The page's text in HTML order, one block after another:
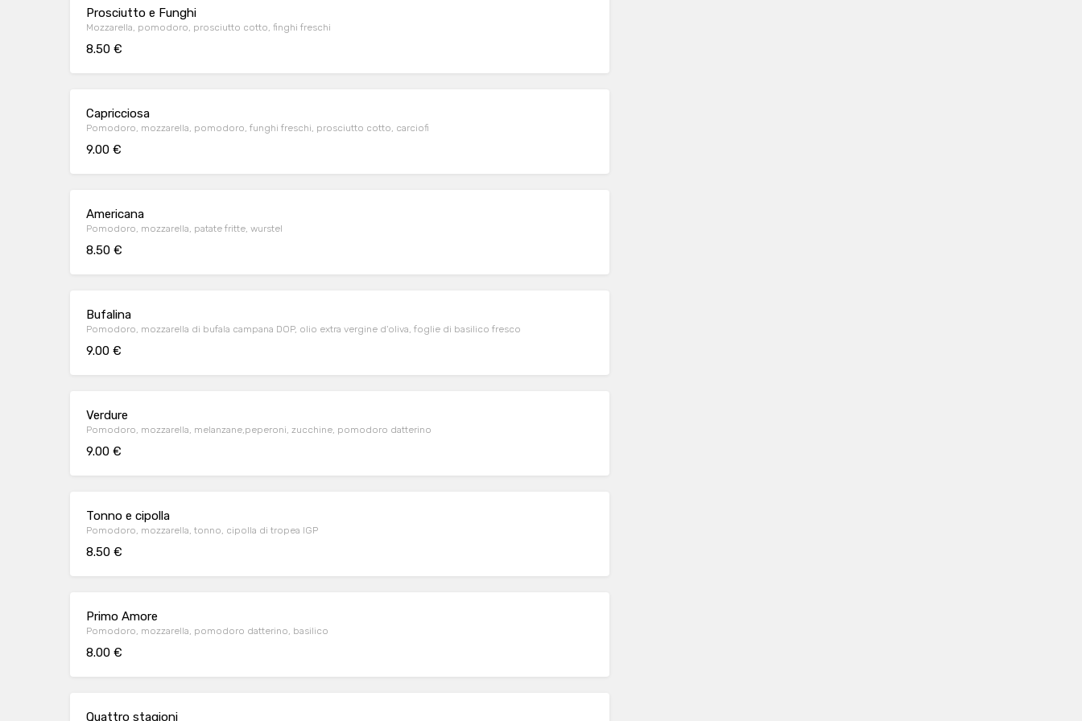
Prosciutto e Funghi
Mozzarella, pomodoro, prosciutto cotto, finghi freschi
8.50 €
Capricciosa
Pomodoro, mozzarella, pomodoro, funghi freschi, prosciutto cotto, carciofi
9.00 €
Americana
Pomodoro, mozzarella, patate fritte, wurstel
8.50 €
Bufalina
Pomodoro, mozzarella di bufala campana DOP, olio extra vergine d'oliva, foglie di basilico fresco
9.00 €
Verdure
Pomodoro, mozzarella, melanzane,peperoni, zucchine, pomodoro datterino
9.00 €
Tonno e cipolla
Pomodoro, mozzarella, tonno, cipolla di tropea IGP
8.50 €
Primo Amore
Pomodoro, mozzarella, pomodoro datterino, basilico
8.00 €
Quattro stagioni